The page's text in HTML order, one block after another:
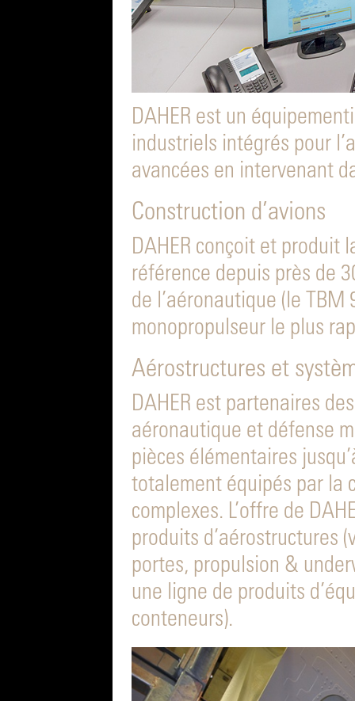
DAHER est un
industriels intégrés pour
avancées en intervenant
Construction d’avions
DAHER conçoit et produit
référence depuis près de
de l’aéronautique (le TBM
monopropulseur le plus
Aérostructures et
DAHER est partenaires
aéronautique et défense
pièces élémentaires
totalement équipés par la
complexes. L’offre de
produits d’aérostructures
portes, propulsion &
une ligne de produits
conteneurs).